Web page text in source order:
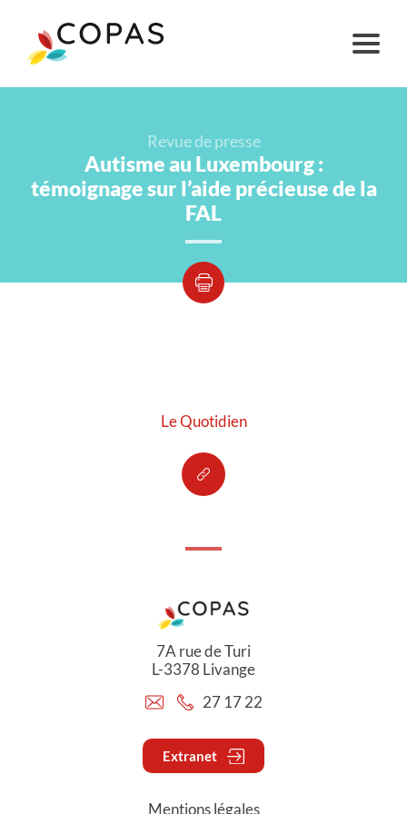
Revue de presse
Autisme au Luxembourg :
témoignage sur l’aide précieuse de la
FAL
Le Quotidien
7A rue de Turi
L-3378 Livange
27 17 22
Extranet
Mentions légales